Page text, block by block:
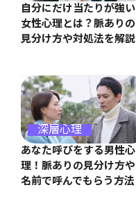
自分にだけ当たりが強い
女性心理とは？脈ありの
見分け方や対処法を解説
深層心理
あなた呼びをする男性心
理！脈ありの見分け方や
名前で呼んでもらう方法